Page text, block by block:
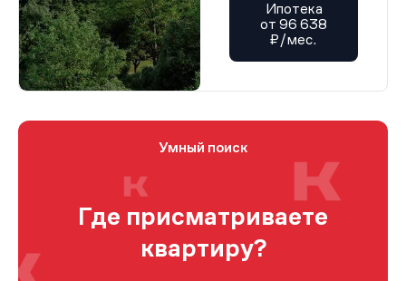
Ипотека
от 96 638
₽/мес.
Умный поиск
Где присматриваете
квартиру?